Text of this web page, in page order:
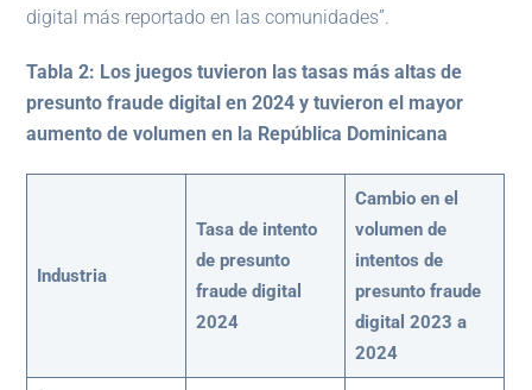
digital más reportado en las comunidades”.
Tabla 2: Los juegos tuvieron las tasas más altas de
presunto fraude digital en 2024 y tuvieron el mayor
aumento de volumen en la República Dominicana
Industria
Tasa de intento
de presunto
fraude digital
2024
Cambio en el
volumen de
intentos de
presunto fraude
digital 2023 a
2024